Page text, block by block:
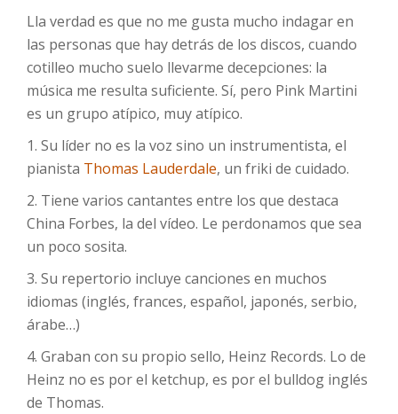
Lla verdad es que no me gusta mucho indagar en
las personas que hay detrás de los discos, cuando
cotilleo mucho suelo llevarme decepciones: la
música me resulta suficiente. Sí, pero Pink Martini
es un grupo atípico, muy atípico.
1. Su líder no es la voz sino un instrumentista, el
pianista Thomas Lauderdale, un friki de cuidado.
2. Tiene varios cantantes entre los que destaca
China Forbes, la del vídeo. Le perdonamos que sea
un poco sosita.
3. Su repertorio incluye canciones en muchos
idiomas (inglés, frances, español, japonés, serbio,
árabe…)
4. Graban con su propio sello, Heinz Records. Lo de
Heinz no es por el ketchup, es por el bulldog inglés
de Thomas.